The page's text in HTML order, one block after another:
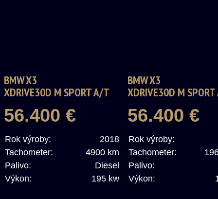
BMW X3
XDRIVE30D M SPORT A/T
56.400 €
Rok výroby:
2018
Tachometer:
4900 km
Palivo:
Diesel
Výkon:
195 kw
BMW X3
XDRIVE30D M
56.400 €
Rok výroby:
Tachometer:
Palivo:
Výkon: